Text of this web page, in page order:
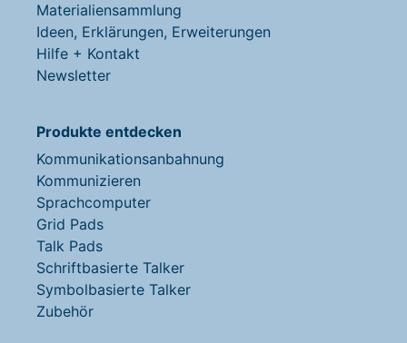
Materialiensammlung
Ideen, Erklärungen, Erweiterungen
Hilfe + Kontakt
Newsletter
Produkte entdecken
Kommunikationsanbahnung
Kommunizieren
Sprachcomputer
Grid Pads
Talk Pads
Schriftbasierte Talker
Symbolbasierte Talker
Zubehör